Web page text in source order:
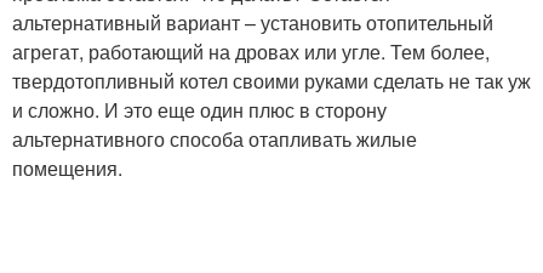
альтернативный вариант – установить отопительный
агрегат, работающий на дровах или угле. Тем более,
твердотопливный котел своими руками сделать не так уж
и сложно. И это еще один плюс в сторону
альтернативного способа отапливать жилые
помещения.